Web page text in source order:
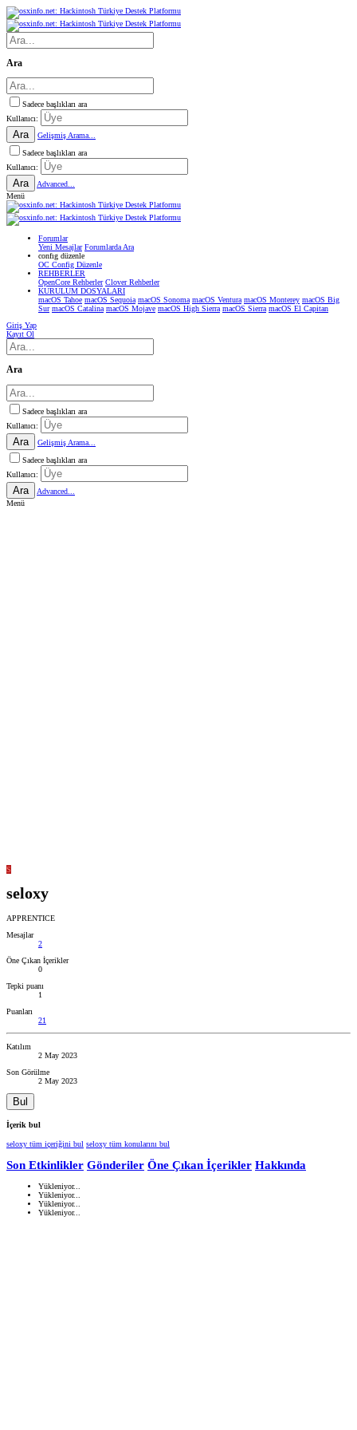
Ara
Sadece başlıkları ara
Kullanıcı:
Ara
Gelişmiş Arama...
Sadece başlıkları ara
Kullanıcı:
Ara
Advanced...
Menü
Forumlar
Yeni Mesajlar Forumlarda Ara
confıg düzenle
OC Config Düzenle
REHBERLER
OpenCore Rehberler Clover Rehberler
KURULUM DOSYALARI
macOS Tahoe macOS Sequoia macOS Sonoma macOS Ventura macOS Monterey macOS Big
Sur macOS Catalina macOS Mojave macOS High Sierra macOS Sierra macOS El Capitan
Giriş Yap
Kayıt Ol
Ara
Sadece başlıkları ara
Kullanıcı:
Ara
Gelişmiş Arama...
Sadece başlıkları ara
Kullanıcı:
Ara
Advanced...
Menü
S
seloxy
APPRENTICE
Mesajlar
2
Öne Çıkan İçerikler
0
Tepki puanı
1
Puanları
21
Katılım
2 May 2023
Son Görülme
2 May 2023
Bul
İçerik bul
seloxy tüm içeriğini bul seloxy tüm konularını bul
Son Etkinlikler Gönderiler Öne Çıkan İçerikler Hakkında
Yükleniyor...
Yükleniyor...
Yükleniyor...
Yükleniyor...